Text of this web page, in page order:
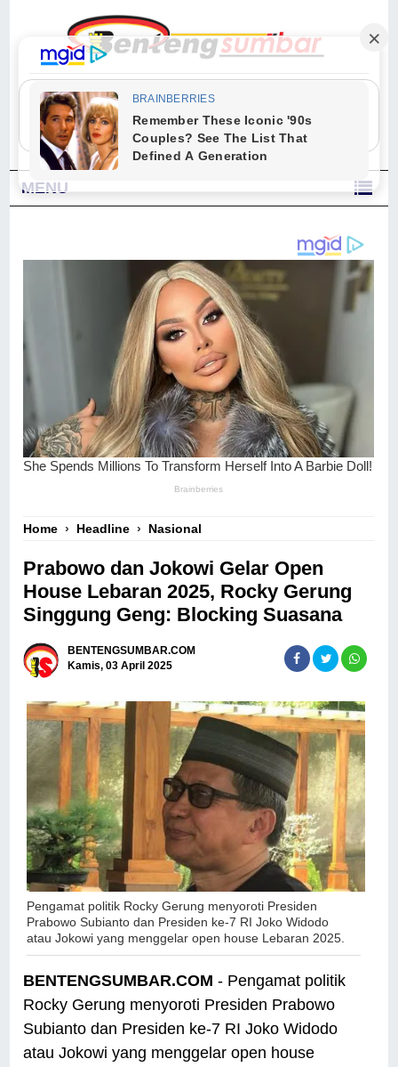
"Sesungguhnya Allah dan para malaikat-Nya berselawat untuk Nabi.
Wahai orang-orang yang beriman, berselawatlah kamu untuk Nabi dan
ucapkanlah salam dengan penuh penghormatan kepadanya." (Qs. Al
Ahzab Ayat 56)
MENU
Home › Headline › Nasional
Prabowo dan Jokowi Gelar Open
House Lebaran 2025, Rocky Gerung
Singgung Geng: Blocking Suasana
BENTENGSUMBAR.COM
Kamis, 03 April 2025
Pengamat politik Rocky Gerung menyoroti Presiden
Prabowo Subianto dan Presiden ke-7 RI Joko Widodo
atau Jokowi yang menggelar open house Lebaran 2025.
BENTENGSUMBAR.COM - Pengamat politik
Rocky Gerung menyoroti Presiden Prabowo
Subianto dan Presiden ke-7 RI Joko Widodo
atau Jokowi yang menggelar open house